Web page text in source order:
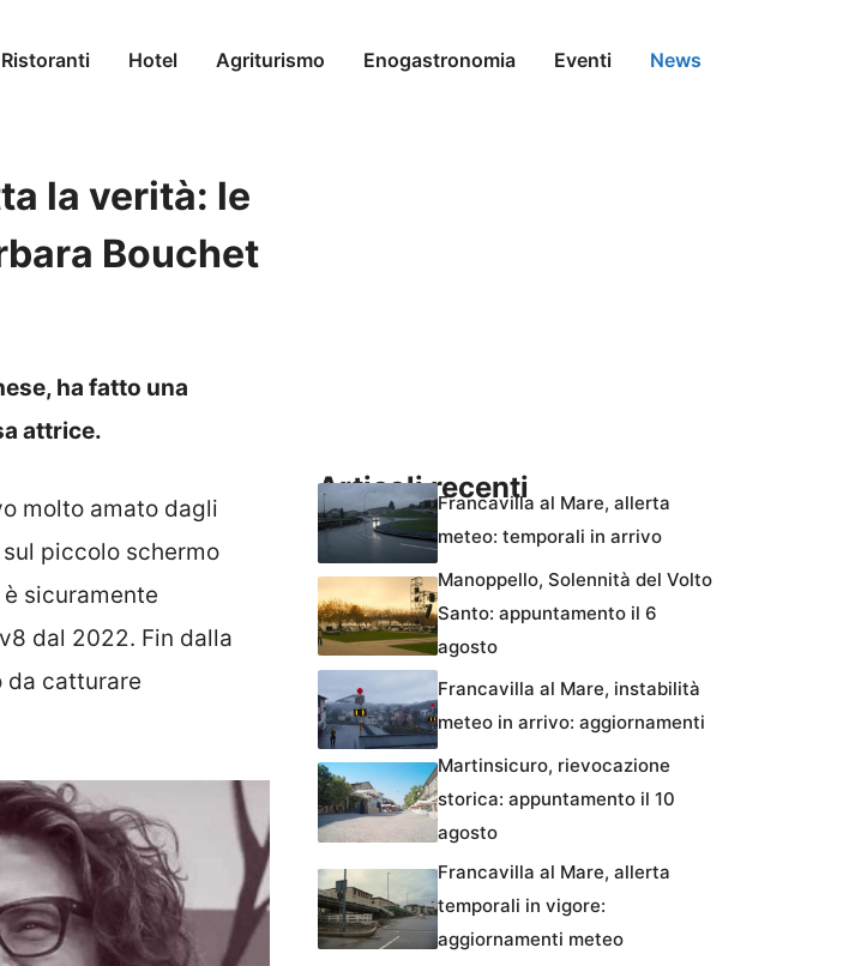
Ristoranti Hotel Agriturismo Enogastronomia Eventi News
la verità: le
Bouchet
ha fatto una
attrice.
molto amato dagli
piccolo schermo
sicuramente
dal 2022. Fin dalla
da catturare
Articoli recentiFrancavilla al Mare, allerta
meteo: temporali in arrivo
Manoppello, Solennità del Volto
Santo: appuntamento il 6
agosto
Francavilla al Mare, instabilità
meteo in arrivo: aggiornamenti
Martinsicuro, rievocazione
storica: appuntamento il 10
agosto
Francavilla al Mare, allerta
temporali in vigore:
aggiornamenti meteo